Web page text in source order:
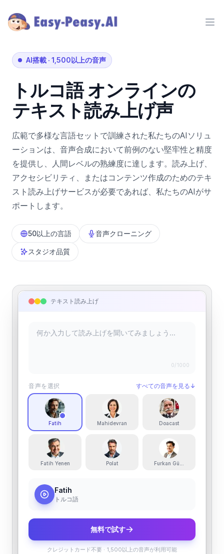
AI搭載 · 1,500以上の音声
トルコ語オンラインの
テキスト読み上げ声
広範で多様な言語セットで訓練された私たちのAIソリュ
ーションは、音声合成において前例のない堅牢性と精度
を提供し、人間レベルの熟練度に達します。読み上げ、
アクセシビリティ、またはコンテンツ作成のためのテキ
スト読み上げサービスが必要であれば、私たちのAIがサ
ポートします。
50以上の言語 音声クローニング
スタジオ品質
テキスト読み上げ
0/1000
音声を選択 すべての音声を見る ↓
Fatih Mahidevran Doacast
Fatih Yenen Polat Furkan Güneş
Fatih
トルコ語
無料で試す
クレジットカード不要 · 1,500以上の音声が利用可能